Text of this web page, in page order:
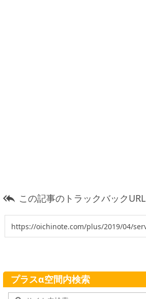
 この記事のトラックバックURL
プラスα空間内検索